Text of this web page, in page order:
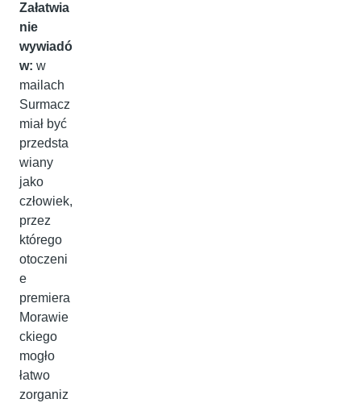
Załatwia
nie
wywiadó
w: w
mailach
Surmacz
miał być
przedsta
wiany
jako
człowiek,
przez
którego
otoczeni
e
premiera
Morawie
ckiego
mogło
łatwo
zorganiz